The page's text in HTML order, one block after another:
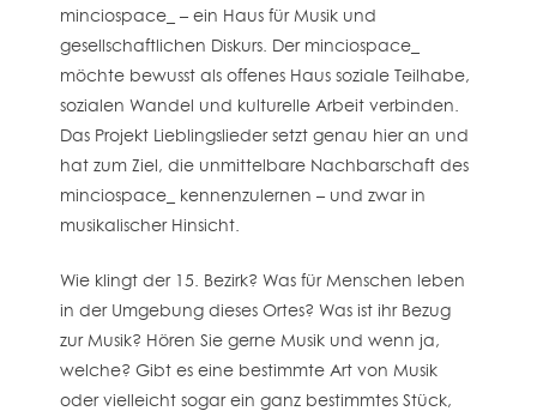
minciospace_ – ein Haus für Musik und
gesellschaftlichen Diskurs. Der minciospace_
möchte bewusst als offenes Haus soziale Teilhabe,
sozialen Wandel und kulturelle Arbeit verbinden.
Das Projekt Lieblingslieder setzt genau hier an und
hat zum Ziel, die unmittelbare Nachbarschaft des
minciospace_ kennenzulernen – und zwar in
musikalischer Hinsicht.
Wie klingt der 15. Bezirk? Was für Menschen leben
in der Umgebung dieses Ortes? Was ist ihr Bezug
zur Musik? Hören Sie gerne Musik und wenn ja,
welche? Gibt es eine bestimmte Art von Musik
oder vielleicht sogar ein ganz bestimmtes Stück,